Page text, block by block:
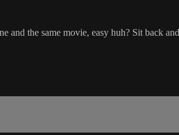
and the same movie, easy huh? Sit back